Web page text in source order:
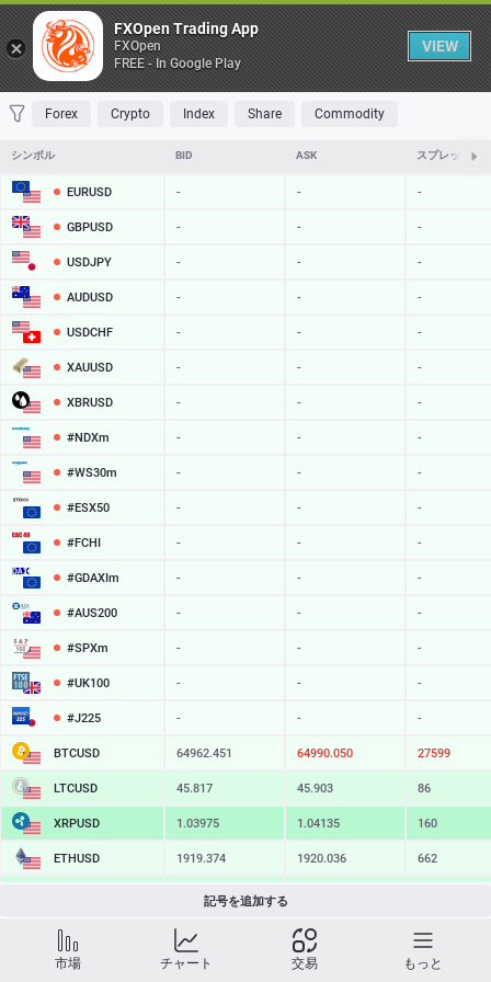
Table
FAVORITES MOST TRADED TOP RISERS TOP FALLERS MOST
Forex Crypto Index Share Commodity
シンボル BID ASK スプレッド
EURUSD - - -
GBPUSD - - -
USDJPY - - -
AUDUSD - - -
USDCHF - - -
XAUUSD - - -
XBRUSD - - -
#NDXm - - -
#WS30m - - -
#ESX50 - - -
#FCHI - - -
#GDAXIm - - -
#AUS200 - - -
#SPXm - - -
#UK100 - - -
#J225 - - -
BTCUSD 64962.451 64990.050 27599
LTCUSD 45.817 45.903 86
XRPUSD 1.03975 1.04135 160
ETHUSD 1919.374 1920.036 662
216.339
SOLUSD 76.03
TSLA - - -
記号を追加する
市場 チャート 交易 もっと
FXOpen Trading App
FXOpen
FREE - In Google Play
VIEW